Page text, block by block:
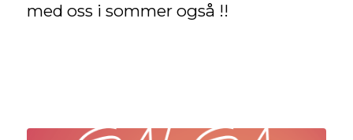
med oss i sommer også !!